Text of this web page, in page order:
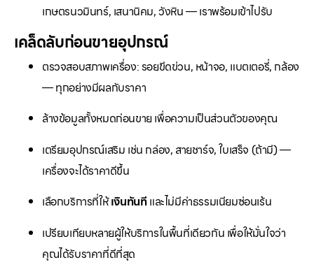
เกษตรนวมินทร์, เสนานิคม, วังหิน — เราพร้อมเข้าไปรับ
เคล็ดลับก่อนขายอุปกรณ์
ตรวจสอบสภาพเครื่อง: รอยขีดข่วน, หน้าจอ, แบตเตอรี่, กล้อง
— ทุกอย่างมีผลกับราคา
ล้างข้อมูลทั้งหมดก่อนขาย เพื่อความเป็นส่วนตัวของคุณ
เตรียมอุปกรณ์เสริม เช่น กล่อง, สายชาร์จ, ใบเสร็จ (ถ้ามี) —
เครื่องจะได้ราคาดีขึ้น
เลือกบริการที่ให้เงินทันทีและไม่มีค่าธรรมเนียมซ่อนเร้น
เปรียบเทียบหลายผู้ให้บริการในพื้นที่เดียวกัน เพื่อให้มั่นใจว่า
คุณได้รับราคาที่ดีที่สุด